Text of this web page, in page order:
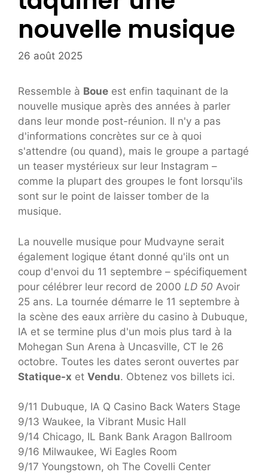
nouvelle musique
26 août 2025
Ressemble à Boue est enfin taquinant de la
nouvelle musique après des années à parler
dans leur monde post-réunion. Il n'y a pas
d'informations concrètes sur ce à quoi
s'attendre (ou quand), mais le groupe a partagé
un teaser mystérieux sur leur Instagram –
comme la plupart des groupes le font lorsqu'ils
sont sur le point de laisser tomber de la
musique.
La nouvelle musique pour Mudvayne serait
également logique étant donné qu'ils ont un
coup d'envoi du 11 septembre – spécifiquement
pour célébrer leur record de 2000 LD 50 Avoir
25 ans. La tournée démarre le 11 septembre à
la scène des eaux arrière du casino à Dubuque,
IA et se termine plus d'un mois plus tard à la
Mohegan Sun Arena à Uncasville, CT le 26
octobre. Toutes les dates seront ouvertes par
Statique-x et Vendu. Obtenez vos billets ici.
9/11 Dubuque, IA Q Casino Back Waters Stage
9/13 Waukee, Ia Vibrant Music Hall
9/14 Chicago, IL Bank Bank Aragon Ballroom
9/16 Milwaukee, Wi Eagles Room
9/17 Youngstown, oh The Covelli Center